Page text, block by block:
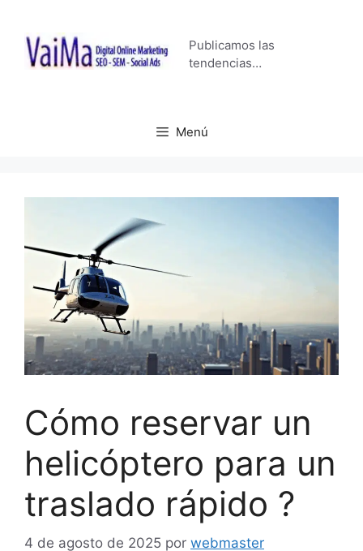
contenido
Publicamos las
tendencias…
Menú
Cómo reservar un
helicóptero para un
traslado rápido ?
4 de agosto de 2025 por webmaster